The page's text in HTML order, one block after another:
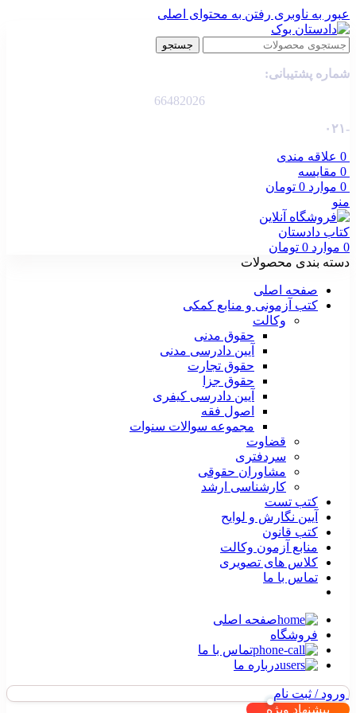
عبور به ناوبری رفتن به محتوای اصلی
جستجو
شماره پشتیبانی:
66482026
-۰۲۱
0 علاقه مندی
0 مقایسه
0 موارد 0 تومان
منو
0 موارد 0 تومان
دسته بندی محصولات
صفحه اصلی
کتب آزمونی و منابع کمکی
وکالت
حقوق مدنی
آیین دادرسی مدنی
حقوق تجارت
حقوق جزا
آیین دادرسی کیفری
اصول فقه
مجموعه سوالات سنوات
قضاوت
سردفتری
مشاوران حقوقی
کارشناسی ارشد
کتب تست
آیین نگارش و لوایح
کتب قانون
منابع آزمون وکالت
کلاس های تصویری
تماس با ما
صفحه اصلی
فروشگاه
تماس با ما
درباره ما
ورود / ثبت نام
پیشنهاد ویژه